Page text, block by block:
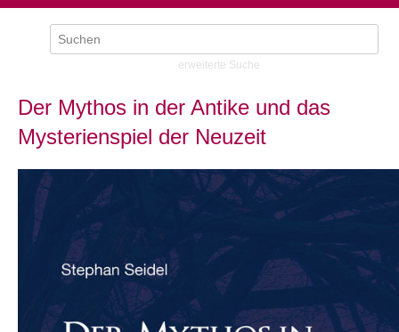
erweiterte Suche
Der Mythos in der Antike und das
Mysterienspiel der Neuzeit